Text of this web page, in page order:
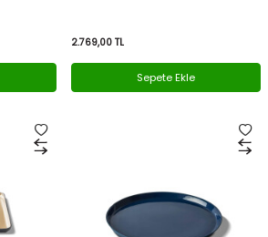
2.769,00 TL
Sepete Ekle